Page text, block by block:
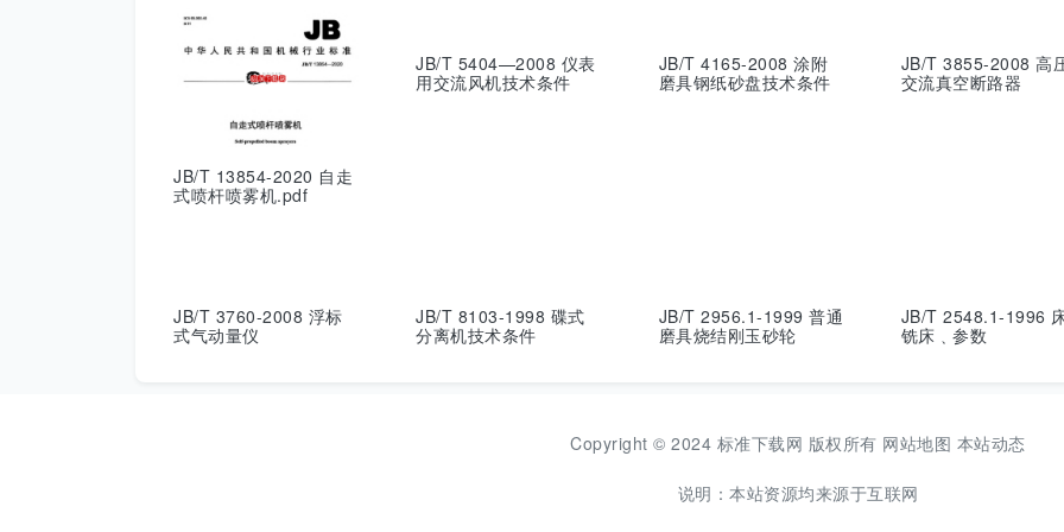
JB/T 13854-2020 自走
式喷杆喷雾机.pdf
JB/T 5404—2008 仪表
用交流风机技术条件
JB/T 4165-2008 涂附
磨具钢纸砂盘技术条件
JB/T 3855-2008 高
交流真空断路器
JB/T 3760-2008 浮标
式气动量仪
JB/T 8103-1998 碟式
分离机技术条件
JB/T 2956.1-1999 普通
磨具烧结刚玉砂轮
JB/T 2548.1-1996
铣床﹑参数
Copyright © 2024 标准下载网 版权所有 网站地图 本站动态
说明：本站资源均来源于互联网